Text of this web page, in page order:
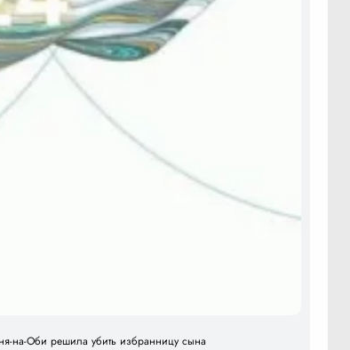
на-Оби решила убить избранницу сына